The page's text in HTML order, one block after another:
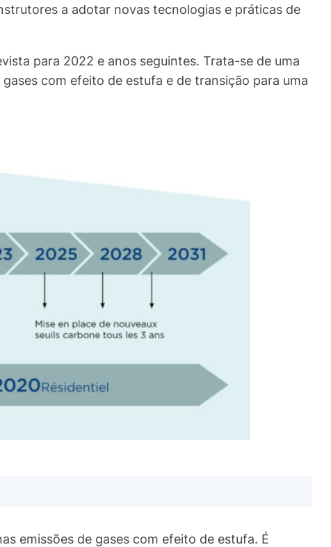
a adotar novas tecnologias e práticas de
para 2022 e anos seguintes. Trata-se de uma
com efeito de estufa e de transição para uma
emissões de gases com efeito de estufa. É